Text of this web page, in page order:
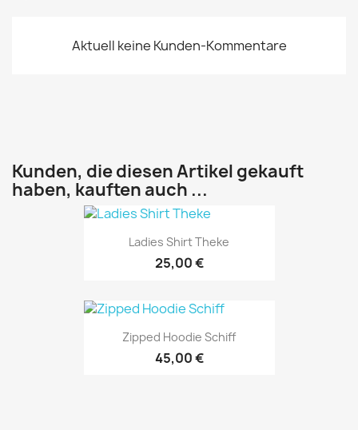
Aktuell keine Kunden-Kommentare
Kunden, die diesen Artikel gekauft
haben, kauften auch ...
Ladies Shirt Theke
25,00 €
Zipped Hoodie Schiff
45,00 €